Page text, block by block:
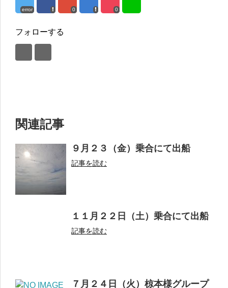
error 0 0
フォローする
関連記事
９月２３（金）乗合にて出船
記事を読む
１１月２２日（土）乗合にて出船
記事を読む
７月２４日（火）椋本様グループ